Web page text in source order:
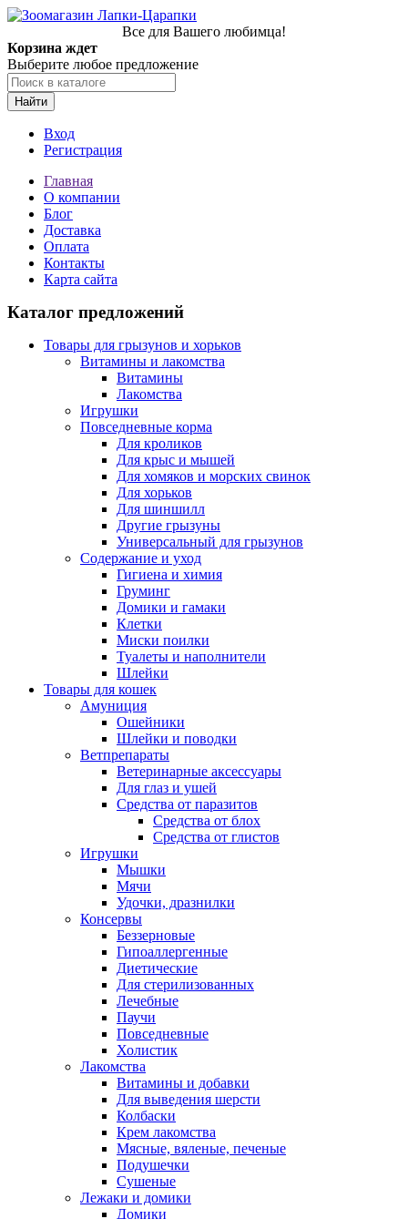
Все для Вашего любимца!
Корзина ждет
Выберите любое предложение
Найти
Вход
Регистрация
Главная
О компании
Блог
Доставка
Оплата
Контакты
Карта сайта
Каталог предложений
Товары для грызунов и хорьков
Витамины и лакомства
Витамины
Лакомства
Игрушки
Повседневные корма
Для кроликов
Для крыс и мышей
Для хомяков и морских свинок
Для хорьков
Для шиншилл
Другие грызуны
Универсальный для грызунов
Содержание и уход
Гигиена и химия
Груминг
Домики и гамаки
Клетки
Миски поилки
Туалеты и наполнители
Шлейки
Товары для кошек
Амуниция
Ошейники
Шлейки и поводки
Ветпрепараты
Ветеринарные аксессуары
Для глаз и ушей
Средства от паразитов
Средства от блох
Средства от глистов
Игрушки
Мышки
Мячи
Удочки, дразнилки
Консервы
Беззерновые
Гипоаллергенные
Диетические
Для стерилизованных
Лечебные
Паучи
Повседневные
Холистик
Лакомства
Витамины и добавки
Для выведения шерсти
Колбаски
Крем лакомства
Мясные, вяленые, печеные
Подушечки
Сушеные
Лежаки и домики
Домики